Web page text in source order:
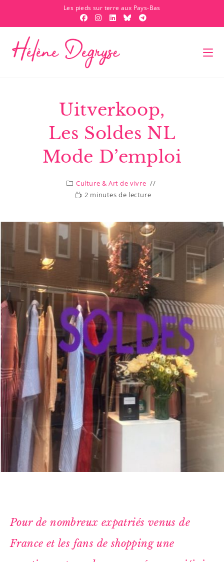
Les pieds sur terre aux Pays-Bas
Uitverkoop,
Les Soldes NL
Mode D’emploi
Culture & Art de vivre
2 minutes de lecture
Pour de nombreux expatriés venus de
France et les fans de shopping une